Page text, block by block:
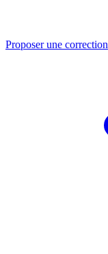
Proposer une correction